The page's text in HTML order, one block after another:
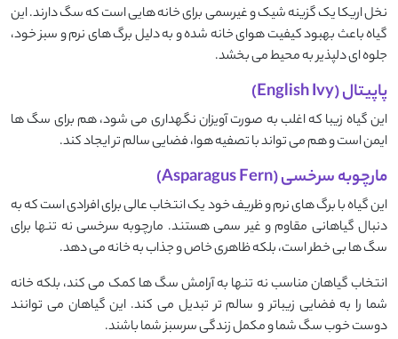
نخل اریکا یک گزینه شیک و غیرسمی برای خانه ‌هایی است که سگ دارند. این
گیاه باعث بهبود کیفیت هوای خانه شده و به دلیل برگ ‌های نرم و سبز خود،
جلوه ‌ای دلپذیر به محیط می ‌بخشد.
پاپیتال (English Ivy)
این گیاه زیبا که اغلب به‌ صورت آویزان نگهداری می ‌شود، هم برای سگ ‌ها
ایمن است و هم می ‌تواند با تصفیه هوا، فضایی سالم ‌تر ایجاد کند.
مارچوبه سرخسی (Asparagus Fern)
این گیاه با برگ ‌های نرم و ظریف خود یک انتخاب عالی برای افرادی است که به
دنبال گیاهانی مقاوم و غیر سمی هستند. مارچوبه سرخسی نه ‌تنها برای
سگ ‌ها بی ‌خطر است، بلکه ظاهری خاص و جذاب به خانه می ‌دهد.
انتخاب گیاهان مناسب نه‌ تنها به آرامش سگ ‌ها کمک می ‌کند، بلکه خانه
شما را به فضایی زیباتر و سالم ‌تر تبدیل می ‌کند. این گیاهان می ‌توانند
دوست خوب سگ شما و مکمل زندگی سرسبز شما باشند.